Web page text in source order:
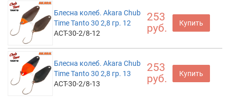
Блесна колеб. Akara Chub
Time Tanto 30 2,8 гр. 12
ACT-30-2/8-12
253
руб.
Купить
Блесна колеб. Akara Chub
Time Tanto 30 2,8 гр. 13
ACT-30-2/8-13
253
руб.
Купить